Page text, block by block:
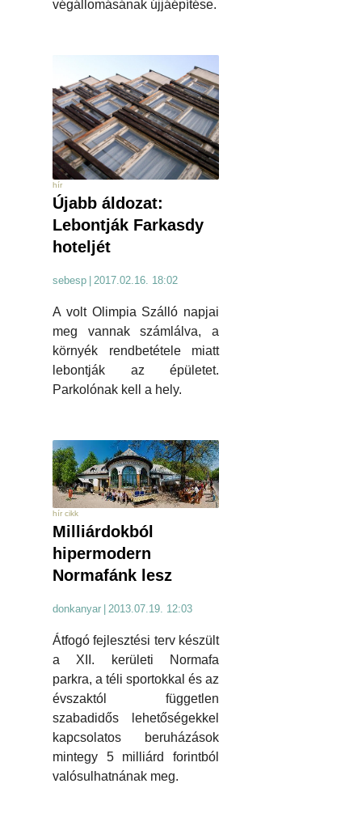
végállomásának újjáépítése.
hír
Újabb áldozat:
Lebontják Farkasdy
hoteljét
sebesp 2017.02.16. 18:02
A volt Olimpia Szálló napjai
meg vannak számlálva, a
környék rendbetétele miatt
lebontják az épületet.
Parkolónak kell a hely.
hír cikk
Milliárdokból
hipermodern
Normafánk lesz
donkanyar 2013.07.19. 12:03
Átfogó fejlesztési terv készült
a XII. kerületi Normafa
parkra, a téli sportokkal és az
évszaktól független
szabadidős lehetőségekkel
kapcsolatos beruházások
mintegy 5 milliárd forintból
valósulhatnának meg.